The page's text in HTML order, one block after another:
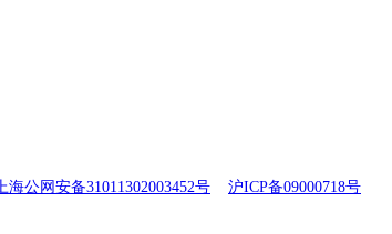
上海公网安备31011302003452号 沪ICP备09000718号